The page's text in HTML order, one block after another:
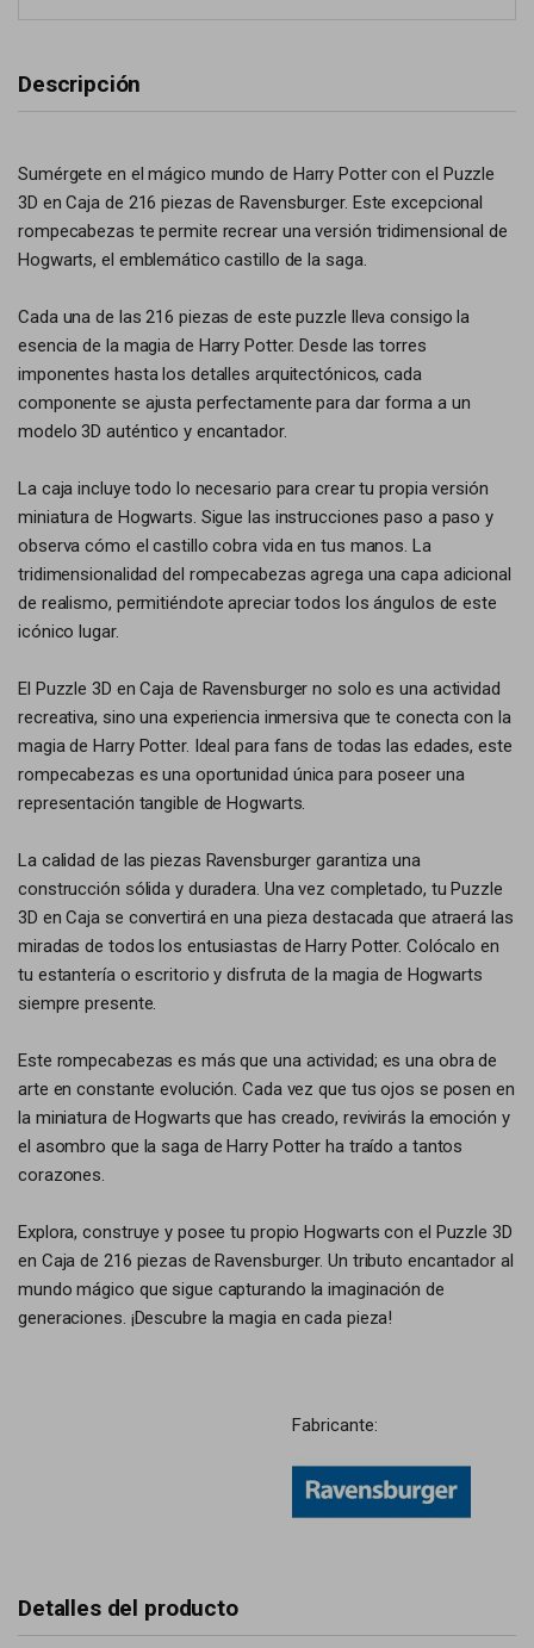
Descripción
Sumérgete en el mágico mundo de Harry Potter con el Puzzle
3D en Caja de 216 piezas de Ravensburger. Este excepcional
rompecabezas te permite recrear una versión tridimensional de
Hogwarts, el emblemático castillo de la saga.
Cada una de las 216 piezas de este puzzle lleva consigo la
esencia de la magia de Harry Potter. Desde las torres
imponentes hasta los detalles arquitectónicos, cada
componente se ajusta perfectamente para dar forma a un
modelo 3D auténtico y encantador.
La caja incluye todo lo necesario para crear tu propia versión
miniatura de Hogwarts. Sigue las instrucciones paso a paso y
observa cómo el castillo cobra vida en tus manos. La
tridimensionalidad del rompecabezas agrega una capa adicional
de realismo, permitiéndote apreciar todos los ángulos de este
icónico lugar.
El Puzzle 3D en Caja de Ravensburger no solo es una actividad
recreativa, sino una experiencia inmersiva que te conecta con la
magia de Harry Potter. Ideal para fans de todas las edades, este
rompecabezas es una oportunidad única para poseer una
representación tangible de Hogwarts.
La calidad de las piezas Ravensburger garantiza una
construcción sólida y duradera. Una vez completado, tu Puzzle
3D en Caja se convertirá en una pieza destacada que atraerá las
miradas de todos los entusiastas de Harry Potter. Colócalo en
tu estantería o escritorio y disfruta de la magia de Hogwarts
siempre presente.
Este rompecabezas es más que una actividad; es una obra de
arte en constante evolución. Cada vez que tus ojos se posen en
la miniatura de Hogwarts que has creado, revivirás la emoción y
el asombro que la saga de Harry Potter ha traído a tantos
corazones.
Explora, construye y posee tu propio Hogwarts con el Puzzle 3D
en Caja de 216 piezas de Ravensburger. Un tributo encantador al
mundo mágico que sigue capturando la imaginación de
generaciones. ¡Descubre la magia en cada pieza!
Fabricante:
Detalles del producto